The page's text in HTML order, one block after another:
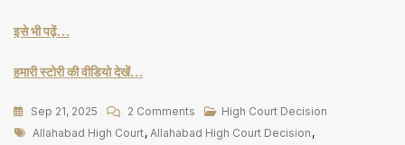
इसे भी पढ़ें…
हमारी स्टोरी की वीडियो देखें…
Sep 21, 2025 2 Comments On
Regulations
High Court Decision
Tags
Allahabad High Court, Allahabad High Court Decision ,